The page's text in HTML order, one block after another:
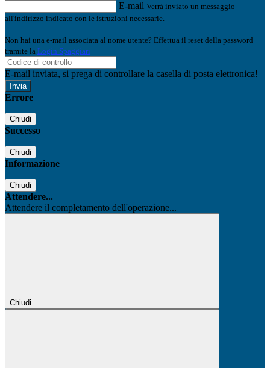
E-mail Verrà inviato un messaggio
all'indirizzo indicato con le istruzioni necessarie.
Non hai una e-mail associata al nome utente? Effettua il reset della password
tramite la Login Spaggiari
E-mail inviata, si prega di controllare la casella di posta elettronica!
Errore
Chiudi
Successo
Chiudi
Informazione
Chiudi
Attendere...
Attendere il completamento dell'operazione...
Chiudi